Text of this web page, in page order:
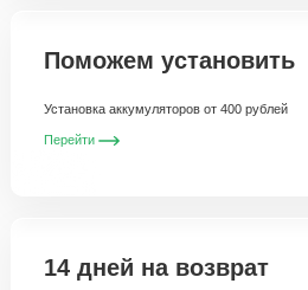
Поможем установить
Установка аккумуляторов от 400 рублей
Перейти
14 дней на возврат